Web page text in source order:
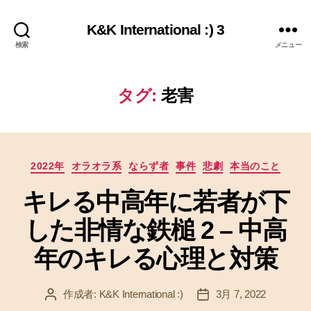
検索
K&K International :) 3
メニュー
タグ: 老害
カ
ゴ
リ
ー
2022年 オラオラ系 ならず者 事件 悲劇 本当のこと
キレる中高年に若者が下
した非情な鉄槌 2 – 中高
年のキレる心理と対策
投 作成者: K&K International :)
投 3月 7, 2022